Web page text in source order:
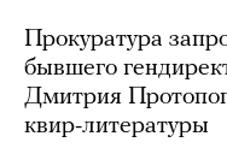
Прокуратура
бывшего
Дмитрия
квир-литературы